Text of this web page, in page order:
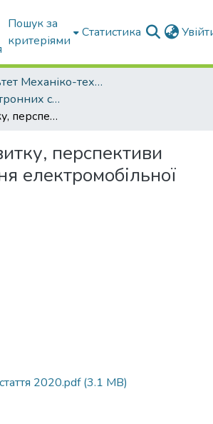
Пошук за
критеріями
Статистика
Факультет Механіко-технологічний
Кафедра мехатронних систем тракторів та сільскогосподарських машин
Історія розвитку, перспективи застосування електромобільної техніки
перспективи
електромобільної
2020.pdf(3.1 MB)